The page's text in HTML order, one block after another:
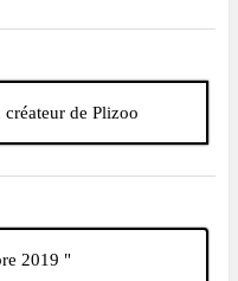
de Plizoo
2019 "